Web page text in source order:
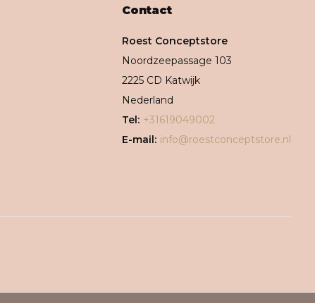
Contact
Roest Conceptstore
Noordzeepassage 103
2225 CD Katwijk
Nederland
Tel: +31619049002
E-mail: info@roestconceptstore.nl